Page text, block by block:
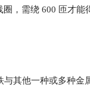
，需绕 600 匝才能
其他一种或多种